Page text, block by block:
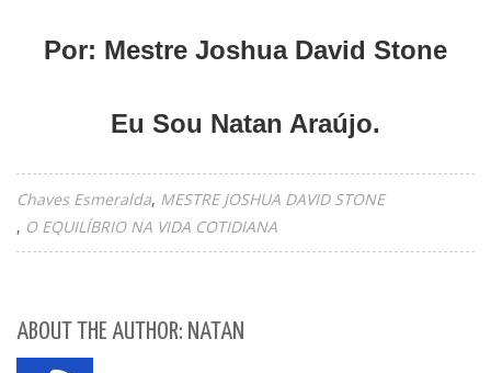
Por: Mestre Joshua David Stone
Eu Sou Natan Araújo.
Chaves Esmeralda MESTRE JOSHUA DAVID STONE
O EQUILÍBRIO NA VIDA COTIDIANA
ABOUT THE AUTHOR: NATAN